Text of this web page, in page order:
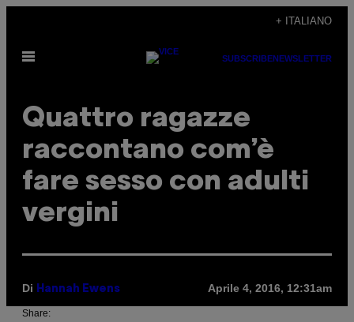
contenuto
+ ITALIANO
Apri
SUBSCRIBENEWSLETTER
Quattro ragazze
raccontano com’è
fare sesso con adulti
vergini
Di Hannah Ewens Aprile 4, 2016, 12:31am
Share: